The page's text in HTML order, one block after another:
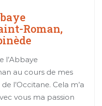
Roman,
l’Abbaye
au cours de mes
l’Occitane. Cela m’a
vous ma passion